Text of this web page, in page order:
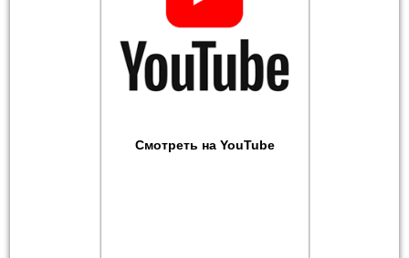
Смотреть на YouTube